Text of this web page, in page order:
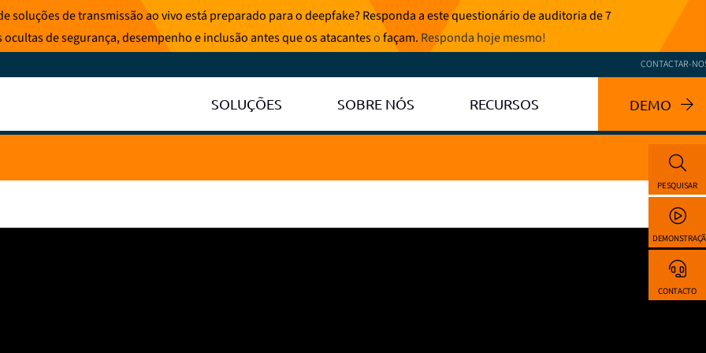
soluções de transmissão ao vivo está preparado para o deepfake? Responda a este questionário de auditoria de 7
de segurança, desempenho e inclusão antes que os atacantesofaçam. Responda hoje mesmo!
CONTACTAR-
SOLUÇÕES SOBRE NÓS RECURSOS DEMO
PESQUISAR
CONTACTO